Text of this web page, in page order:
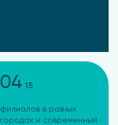
04 15
филиалов в разных
городах и современный